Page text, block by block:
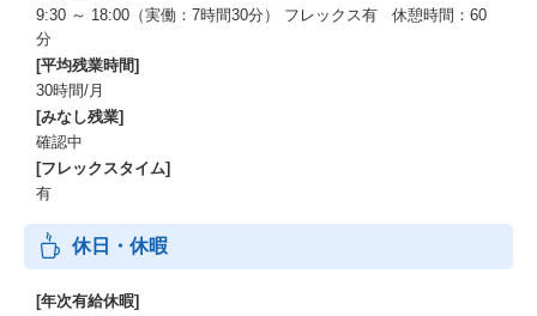
9:30 ～ 18:00（実働：7時間30分） フレックス有 休憩時間：60
分
[平均残業時間]
30時間/月
[みなし残業]
確認中
[フレックスタイム]
有
休日・休暇
[年次有給休暇]